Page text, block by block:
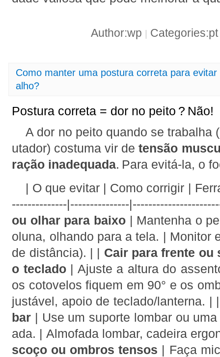
Author:wp
Como manter uma postura correta para
alho?
Postura correta = dor no peito ? Não!
A dor no peito quando se trabalha
utador) costuma vir detensão
ração inadequada. Para evitá‑la, o
| O que evitar | Como corrigir |
--------------|---------------
ou olhar para baixo | Mantenha o
oluna, olhando para a tela. | Monitor
de distância). | | Cair para frente ou
o teclado| Ajuste a altura do
os cotovelos fiquem em 90° e os
justável, apoio de teclado/lanterna. |
bar | Use um suporte lombar ou
ada. | Almofada lombar, cadeira
scoço ou ombros tensos | Faça